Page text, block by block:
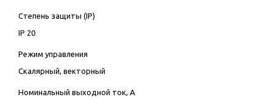
Степень защиты (IP)
IP 20
Режим управления
Скалярный, векторный
Номинальный выходной ток, А